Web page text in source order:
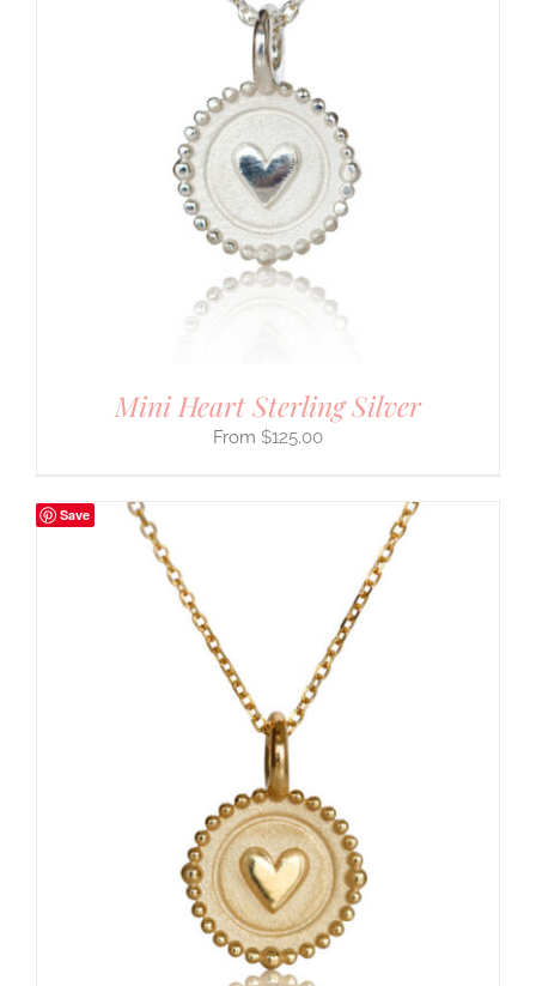
Mini Heart Sterling Silver
$125.00
Save